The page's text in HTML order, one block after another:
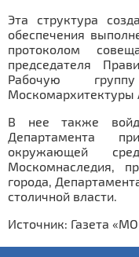
Эта структура
обеспечения
протоколом
председателя
Рабочую
Москомархитектуры
В нее также
Департамента
окружающей
Москомнаследия,
города,
столичной власти.
Источник: Газета